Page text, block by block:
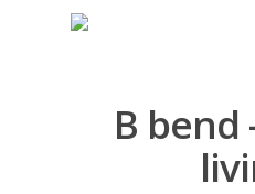
Hit enter to search or
B bend